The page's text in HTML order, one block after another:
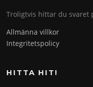
Troligtvis hittar du svaret
Allmänna villkor
Integritetspolicy
HITTA HIT!